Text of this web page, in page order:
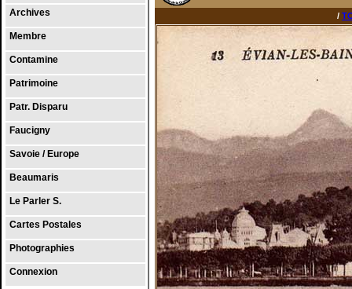
Archives
Membre
Contamine
Patrimoine
Patr. Disparu
Faucigny
Savoie / Europe
Beaumaris
Le Parler S.
Cartes Postales
Photographies
Connexion
/